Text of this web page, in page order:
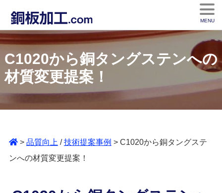
MENU
C1020から銅タングステンへの
材質変更提案！
> 品質向上 /技術提案事例 > C1020から銅タングステ
ンへの材質変更提案！